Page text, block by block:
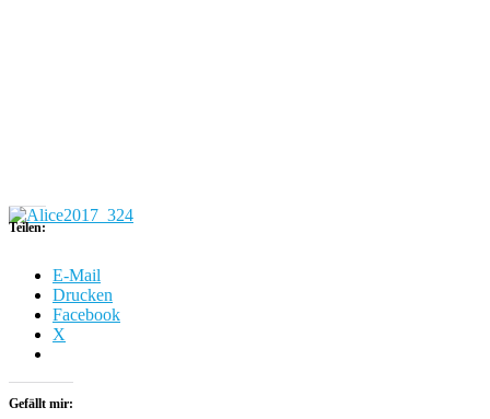
Teilen:
E-Mail
Drucken
Facebook
X
Gefällt mir: